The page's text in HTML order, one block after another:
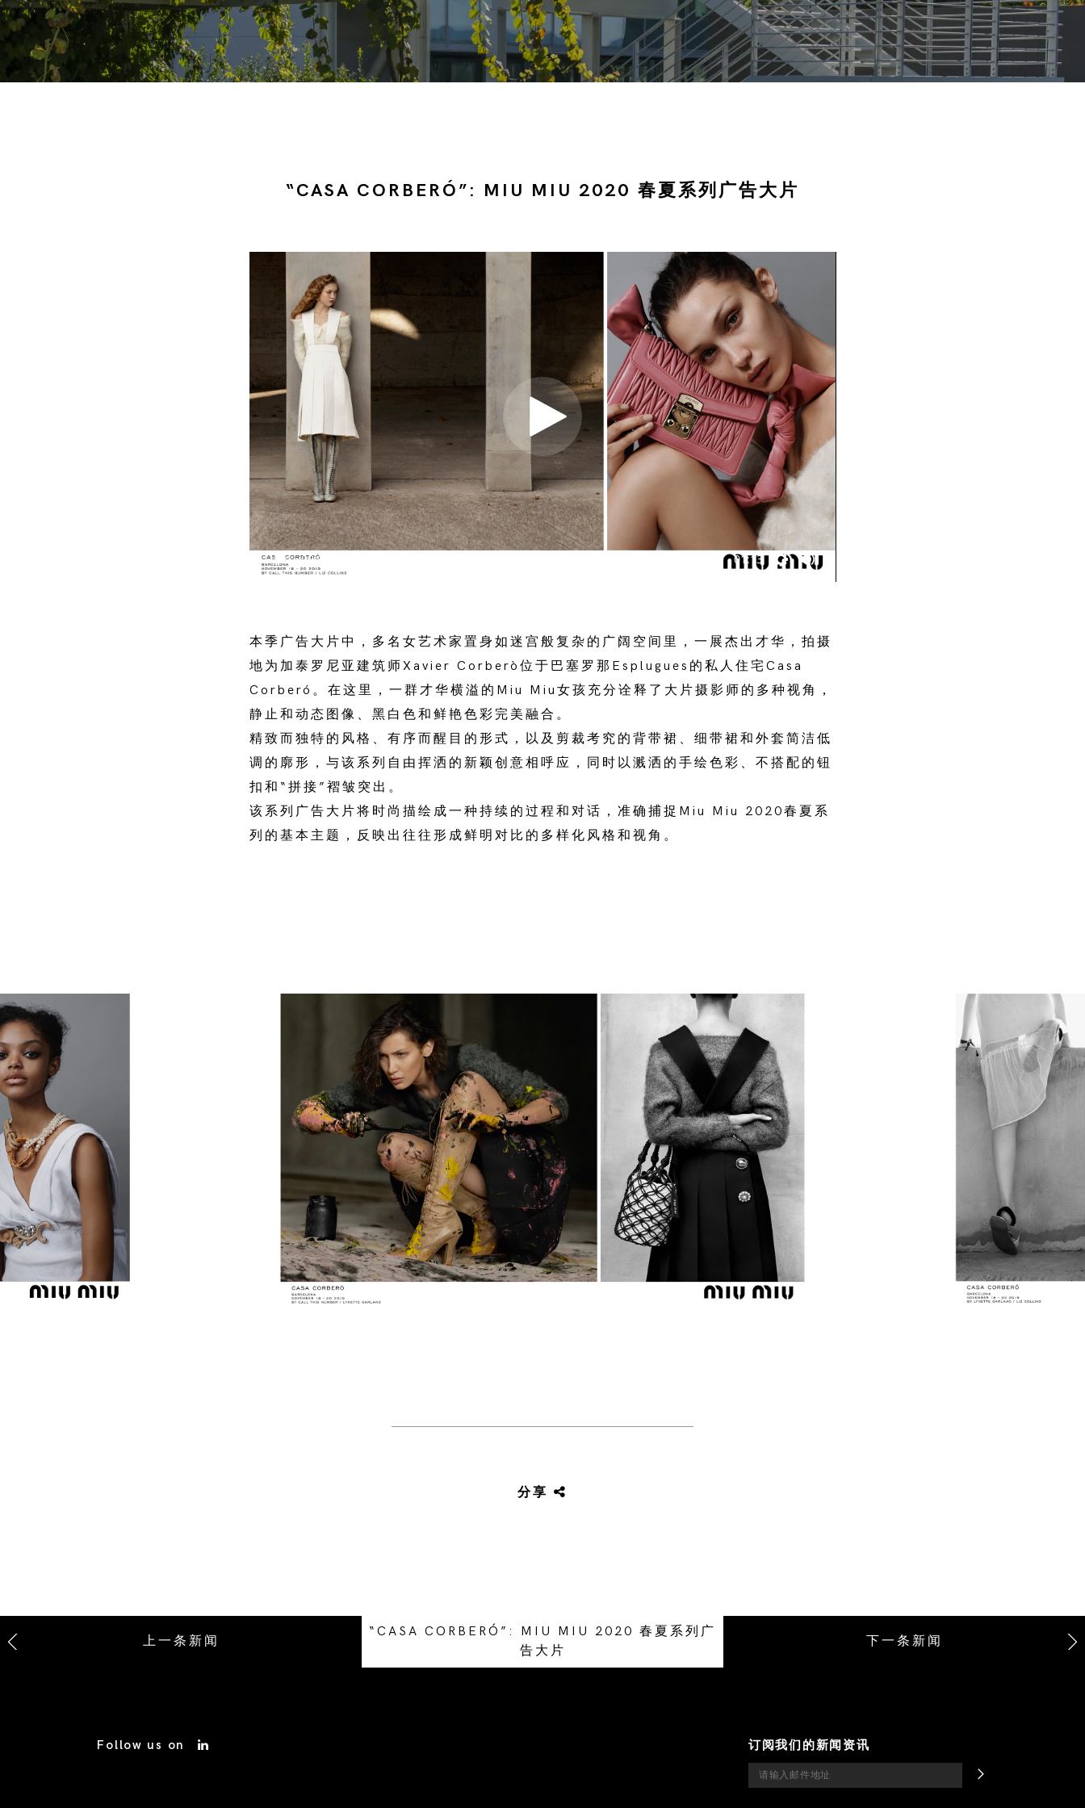
“CASA CORBERÓ”: MIU MIU 2020 春夏系列广告大片
00:00 01:13
本季广告大片中，多名女艺术家置身如迷宫般复杂的广阔空间里，一展杰出才华，拍摄
地为加泰罗尼亚建筑师Xavier Corberò位于巴塞罗那Esplugues的私人住宅Casa
Corberó。在这里，一群才华横溢的Miu Miu女孩充分诠释了大片摄影师的多种视角，
静止和动态图像、黑白色和鲜艳色彩完美融合。
精致而独特的风格、有序而醒目的形式，以及剪裁考究的背带裙、细带裙和外套简洁低
调的廓形，与该系列自由挥洒的新颖创意相呼应，同时以溅洒的手绘色彩、不搭配的钮
扣和“拼接”褶皱突出。
该系列广告大片将时尚描绘成一种持续的过程和对话，准确捕捉Miu Miu 2020春夏系
列的基本主题，反映出往往形成鲜明对比的多样化风格和视角。
分享
上一条新闻
“CASA CORBERÓ”: MIU MIU 2020 春夏系列广
告大片
下一条新闻
Follow us on 订阅我们的新闻资讯